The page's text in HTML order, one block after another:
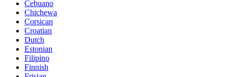
Cebuano
Chichewa
Corsican
Croatian
Dutch
Estonian
Filipino
Finnish